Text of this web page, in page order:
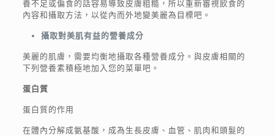
養不足或偏食的話容易導致皮膚粗糙，所以重新審視飲食的
內容和攝取方法，以從內而外地變美麗為目標吧。
攝取對美肌有益的營養成分
美麗的肌膚，需要均衡地攝取各種營養成分。與皮膚相關的
下列營養素積極地加入您的菜單吧。
蛋白質
蛋白質的作用
在體內分解成氨基酸，成為生長皮膚、血管、肌肉和頭髮的